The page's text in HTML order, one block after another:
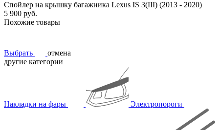
Спойлер на крышку багажника Lexus IS 3(III) (2013 - 2020)
5 900 руб.
Похожие товары
Выбрать
отмена
другие категории
Накладки на фары Электропороги